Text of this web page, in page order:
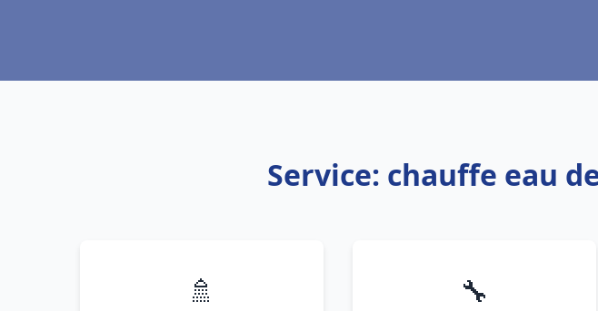
Service: chauffe eau
🚿 🔧